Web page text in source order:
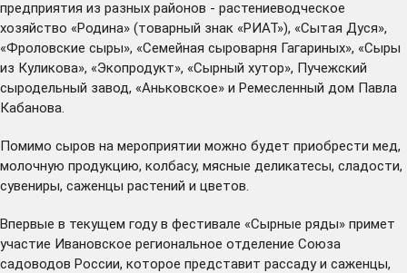
предприятия из разных районов - растениеводческое
хозяйство «Родина» (товарный знак «РИАТ»), «Сытая Дуся»,
«Фроловские сыры», «Семейная сыроварня Гагариных», «Сыры
из Куликова», «Экопродукт», «Сырный хутор», Пучежский
сыродельный завод, «Аньковское» и Ремесленный дом Павла
Кабанова.
Помимо сыров на мероприятии можно будет приобрести мед,
молочную продукцию, колбасу, мясные деликатесы, сладости,
сувениры, саженцы растений и цветов.
Впервые в текущем году в фестивале «Сырные ряды» примет
участие Ивановское региональное отделение Союза
садоводов России, которое представит рассаду и саженцы,